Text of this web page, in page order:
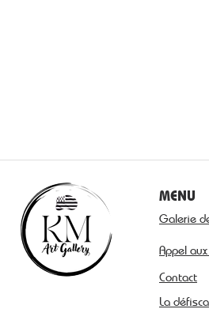
MENU
Galerie
Appel
Contact
La